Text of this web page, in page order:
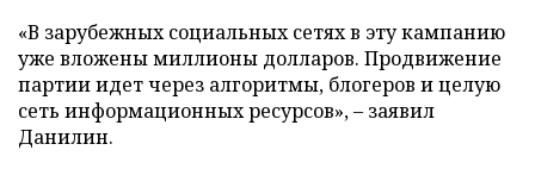
«В зарубежных социальных сетях в эту кампанию
уже вложены миллионы долларов. Продвижение
партии идет через алгоритмы, блогеров и целую
сеть информационных ресурсов», – заявил
Данилин.